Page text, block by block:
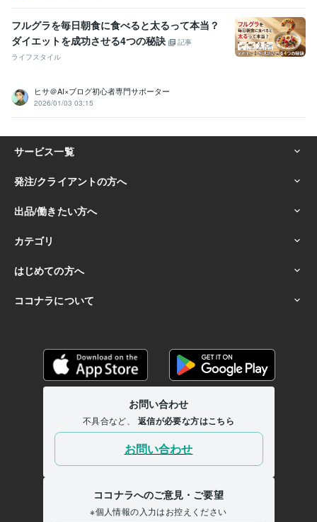
フルグラを毎日朝食に食べると太るって本当？
ダイエットを成功させる4つの秘訣
記事
ライフスタイル
ヒサ＠AI×ブログ初心者専門サポーター
2026/01/03 03:15